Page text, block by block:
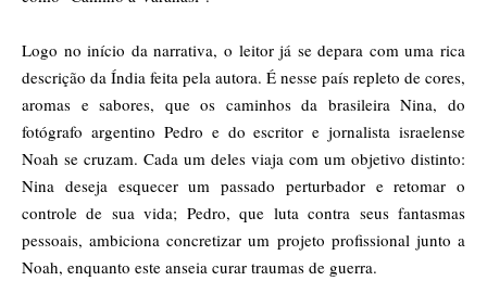
Logo no início da narrativa, o leitor já se depara com uma rica
descrição da Índia feita pela autora. É nesse país repleto de cores,
aromas e sabores, que os caminhos da brasileira Nina, do
fotógrafo argentino Pedro e do escritor e jornalista israelense
Noah se cruzam. Cada um deles viaja com um objetivo distinto:
Nina deseja esquecer um passado perturbador e retomar o
controle de sua vida; Pedro, que luta contra seus fantasmas
pessoais, ambiciona concretizar um projeto profissional junto a
Noah, enquanto este anseia curar traumas de guerra.